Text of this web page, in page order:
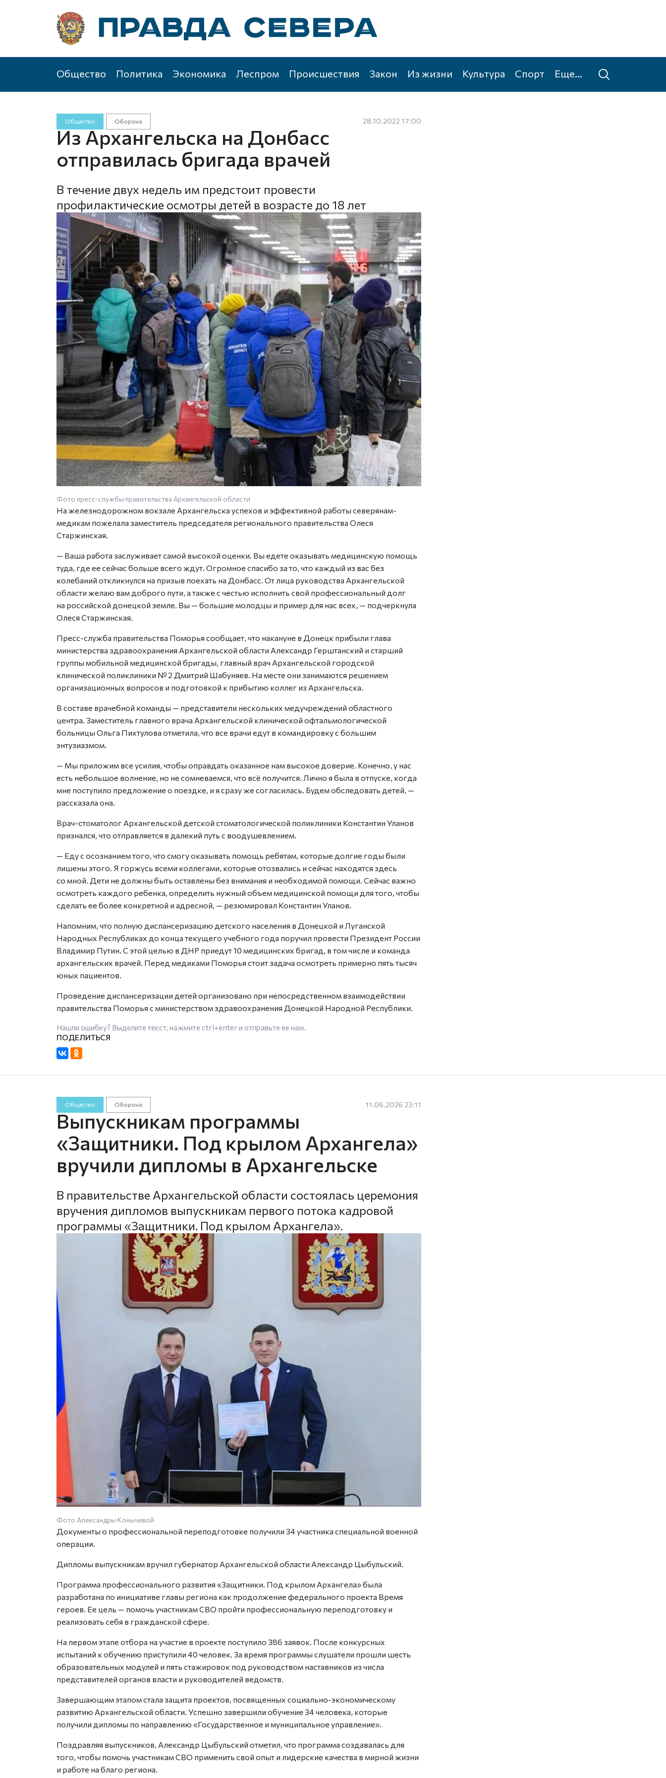
Общество Политика Экономика Леспром Происшествия Закон Из жизни Культура Спорт Еще...
Общество Оборона 28.10.2022 17:00
Из Архангельска на Донбасс
отправилась бригада врачей
В течение двух недель им предстоит провести
профилактические осмотры детей в возрасте до 18 лет
Фото пресс-службы правительства Архангельской области
На железнодорожном вокзале Архангельска успехов и эффективной работы северянам-
медикам пожелала заместитель председателя регионального правительства Олеся
Старжинская.
— Ваша работа заслуживает самой высокой оценки. Вы едете оказывать медицинскую помощь
туда, где ее сейчас больше всего ждут. Огромное спасибо за то, что каждый из вас без
колебаний откликнулся на призыв поехать на Донбасс. От лица руководства Архангельской
области желаю вам доброго пути, а также с честью исполнить свой профессиональный долг
на российской донецкой земле. Вы — большие молодцы и пример для нас всех, — подчеркнула
Олеся Старжинская.
Пресс-служба правительства Поморья сообщает, что накануне в Донецк прибыли глава
министерства здравоохранения Архангельской области Александр Герштанский и старший
группы мобильной медицинской бригады, главный врач Архангельской городской
клинической поликлиники № 2 Дмитрий Шабуняев. На месте они занимаются решением
организационных вопросов и подготовкой к прибытию коллег из Архангельска.
В составе врачебной команды — представители нескольких медучреждений областного
центра. Заместитель главного врача Архангельской клинической офтальмологической
больницы Ольга Пихтулова отметила, что все врачи едут в командировку с большим
энтузиазмом.
— Мы приложим все усилия, чтобы оправдать оказанное нам высокое доверие. Конечно, у нас
есть небольшое волнение, но не сомневаемся, что всё получится. Лично я была в отпуске, когда
мне поступило предложение о поездке, и я сразу же согласилась. Будем обследовать детей, —
рассказала она.
Врач-стоматолог Архангельской детской стоматологической поликлиники Константин Уланов
признался, что отправляется в далекий путь с воодушевлением.
— Еду с осознанием того, что смогу оказывать помощь ребятам, которые долгие годы были
лишены этого. Я горжусь всеми коллегами, которые отозвались и сейчас находятся здесь
со мной. Дети не должны быть оставлены без внимания и необходимой помощи. Сейчас важно
осмотреть каждого ребенка, определить нужный объем медицинской помощи для того, чтобы
сделать ее более конкретной и адресной, — резюмировал Константин Уланов.
Напомним, что полную диспансеризацию детского населения в Донецкой и Луганской
Народных Республиках до конца текущего учебного года поручил провести Президент России
Владимир Путин. С этой целью в ДНР приедут 10 медицинских бригад, в том числе и команда
архангельских врачей. Перед медиками Поморья стоит задача осмотреть примерно пять тысяч
юных пациентов.
Проведение диспансеризации детей организовано при непосредственном взаимодействии
правительства Поморья с министерством здравоохранения Донецкой Народной Республики.
Нашли ошибку? Выделите текст, нажмите ctrl+enterи отправьте ее нам.
Общество Оборона 11.06.2026 23:11
Выпускникам программы
«Защитники. Под крылом Архангела»
вручили дипломы в Архангельске
В правительстве Архангельской области состоялась церемония
вручения дипломов выпускникам первого потока кадровой
программы «Защитники. Под крылом Архангела».
Фото Александры Конычевой
Документы о профессиональной переподготовке получили 34 участника специальной военной
операции.
Дипломы выпускникам вручил губернатор Архангельской области Александр Цыбульский.
Программа профессионального развития «Защитники. Под крылом Архангела» была
разработана по инициативе главы региона как продолжение федерального проекта Время
героев. Ее цель — помочь участникам СВО пройти профессиональную переподготовку и
реализовать себя в гражданской сфере.
На первом этапе отбора на участие в проекте поступило 386 заявок. После конкурсных
испытаний к обучению приступили 40 человек. За время программы слушатели прошли шесть
образовательных модулей и пять стажировок под руководством наставников из числа
представителей органов власти и руководителей ведомств.
Завершающим этапом стала защита проектов, посвященных социально-экономическому
развитию Архангельской области. Успешно завершили обучение 34 человека, которые
получили дипломы по направлению «Государственное и муниципальное управление».
Поздравляя выпускников, Александр Цыбульский отметил, что программа создавалась для
того, чтобы помочь участникам СВО применить свой опыт и лидерские качества в мирной жизни
и работе на благо региона.